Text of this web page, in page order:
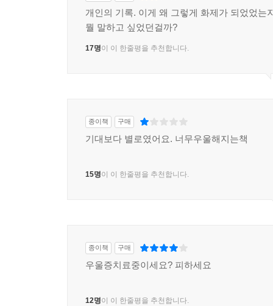
개인의 기록. 이게 왜 그렇게 화제가 되었었는
뭘 말하고 싶었던걸까?
17명이 이 한줄평을 추천합니다.
종이책 구매
기대보다 별로였어요. 너무우울해지는책
15명이 이 한줄평을 추천합니다.
종이책 구매
우울증치료중이세요? 피하세요
12명이 이 한줄평을 추천합니다.